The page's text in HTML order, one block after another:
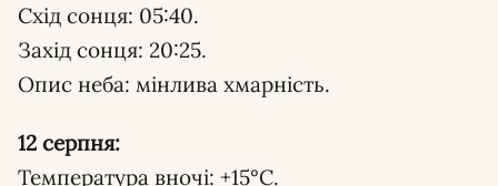
Схід сонця: 05:40.
Захід сонця: 20:25.
Опис неба: мінлива хмарність.
12 серпня:
Температура вночі: +15°С.